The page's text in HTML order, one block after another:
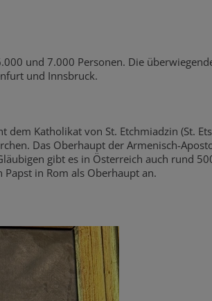
und 7.000 Personen. Die
und Innsbruck.
Katholikat von St. Etchmiadzin (St.
Das Oberhaupt der Armenisch-
gibt es in Österreich auch rund
in Rom als Oberhaupt an.